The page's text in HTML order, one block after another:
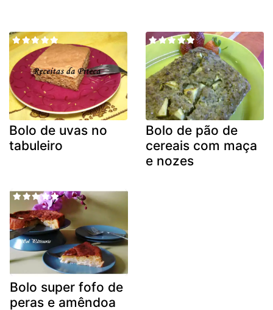
Bolo de uvas no
tabuleiro
Bolo de pão de
cereais com maça
e nozes
Bolo super fofo de
peras e amêndoa